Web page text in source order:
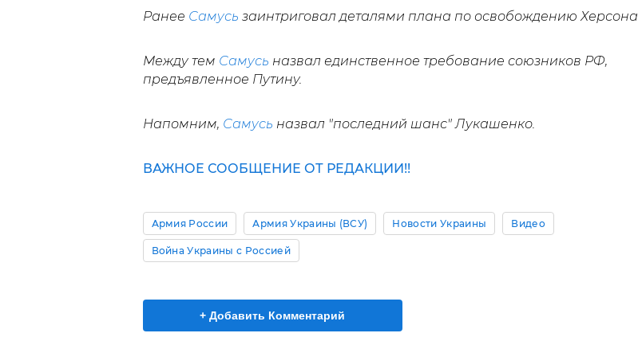
Ранее Самусь заинтриговал деталями плана по освобождению Херсона.
Между тем Самусь назвал единственное требование союзников РФ,
предъявленное Путину.
Напомним, Самусь назвал "последний шанс" Лукашенко.
ВАЖНОЕ СООБЩЕНИЕ ОТ РЕДАКЦИИ!!
Армия России Армия Украины (ВСУ) Новости Украины Видео
Война Украины с Россией
+ Добавить Комментарий